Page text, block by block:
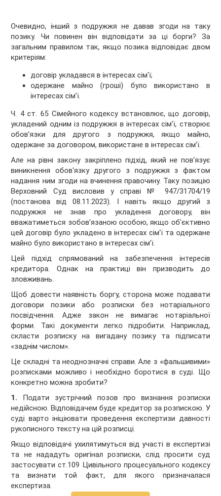
Очевидно, інший з подружжя не давав згоди на таку
позику. Чи повинен він відповідати за ці борги? За
загальним правилом так, якщо позика відповідає двом
критеріям:
договір укладався в інтересах сім'ї;
одержане майно (гроші) було використано в
інтересах сім’ї.
Ч. 4 ст. 65 Сімейного кодексу встановлює, що договір,
укладений одним із подружжя в інтересах сім’ї, створює
обов’язки для другого з подружжя, якщо майно,
одержане за договором, використане в інтересах сім’ї.
Але на рівні закону закріплено підхід, який не пов'язує
виникнення обов'язку другого з подружжя з фактом
надання ним згоди на вчинення правочину. Таку позицію
Верховний Суд висловив у справі № 947/31704/19
(постанова від 08.11.2023). І навіть якщо другий з
подружжя не знав про укладення договору, він
вважатиметься зобов’язаною особою, якщо об'єктивно
цей договір було укладено в інтересах сім'ї та одержане
майно було використано в інтересах сім’ї.
Цей підхід спрямований на забезпечення інтересів
кредитора. Однак на практиці він призводить до
зловживань.
Щоб довести наявність боргу, сторона може подавати
договори позики або розписки без нотаріального
посвідчення. Адже закон не вимагає нотаріальної
форми. Такі документи легко підробити. Наприклад,
скласти розписку на вигадану позику та підписати
«заднім числом».
Це складні та неоднозначні справи. Але з «фальшивими»
розписками можливо і необхідно боротися в суді. Що
конкретно можна зробити?
1. Подати зустрічний позов про визнання розписки
недійсною. Відповідачем буде кредитор за розпискою. У
суді варто ініціювати проведення експертизи давності
рукописного тексту на цій розписці.
Якщо відповідачі ухилятимуться від участі в експертизі
та не нададуть оригінал розписки, слід просити суд
застосувати ст.109 Цивільного процесуального кодексу
та визнати той факт, для якого призначалася
експертиза.